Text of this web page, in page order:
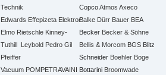
Technik
Edwards Effepizeta Elektror
Elmo Rietschle Kinney-
Tuthill Leybold Pedro Gil
Pfeiffer
Vacuum POMPETRAVAINI
Copco Atmos Axeco
Balke Dürr Bauer BEA
Becker Becker & Söhne
Bellis & Morcom BGS Blitz
Schneider Boehler Boge
Bottarini Broomwade